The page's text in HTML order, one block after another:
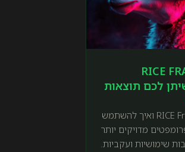
RICE
לכם תוצאות
מהו RICE Framework ואיך להשתמש
מדויקים יותר
שימושיות ועקביות.